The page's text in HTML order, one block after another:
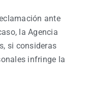
ante
la Agencia
si consideras
infringe la